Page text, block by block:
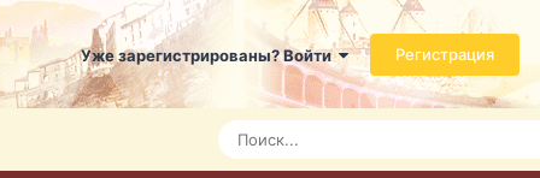
Уже зарегистрированы? Войти Регистрация
даже ребенок. Быстрое оформление договора с
7 Mar 3:21
7 Mar 3:24